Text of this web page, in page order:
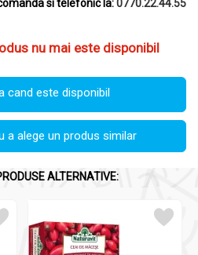
si telefonic la:0770.22.44.55
nu mai este disponibil
cand este disponibil
a alege un produs similar
ALTERNATIVE: